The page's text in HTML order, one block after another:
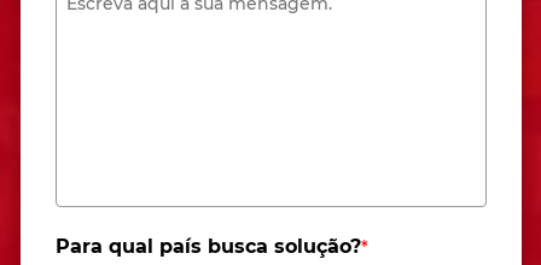
Para qual país busca solução?*